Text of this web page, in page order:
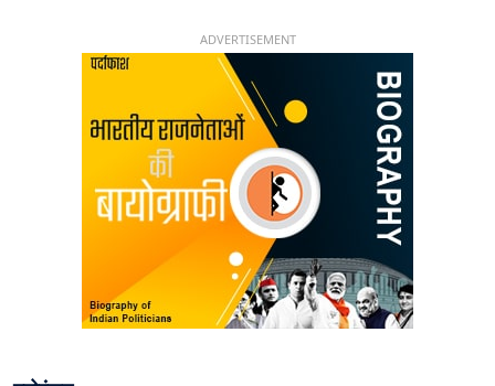
ADVERTISEMENT